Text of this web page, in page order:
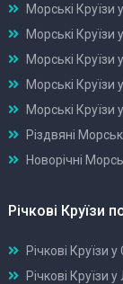
Морські Круїзи
Морські Круїзи
Морські Круїзи
Морські Круїзи
Морські Круїзи
Різдвяні
Новорічні
Річкові Круїзи
Річкові Круїзи у
Річкові Круїзи